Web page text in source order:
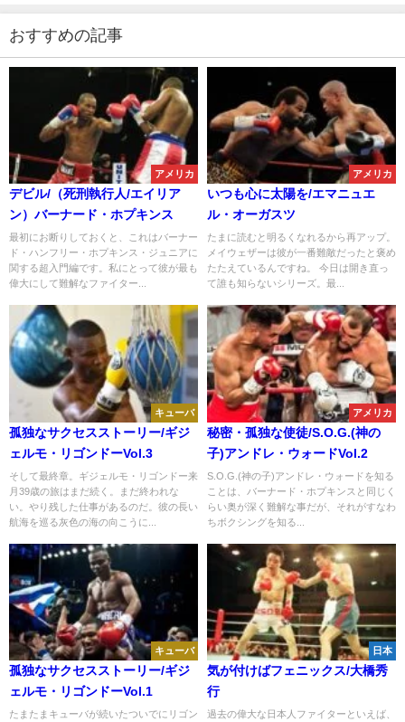
おすすめの記事
アメリカ
デビル/（死刑執行人/エイリア
ン）バーナード・ホプキンス
最初にお断りしておくと、これはバーナー
ド・ハンフリー・ホプキンス・ジュニアに
関する超入門編です。私にとって彼が最も
偉大にして難解なファイター...
アメリカ
いつも心に太陽を/エマニュエ
ル・オーガスツ
たまに読むと明るくなれるから再アップ。
メイウェザーは彼が一番難敵だったと褒め
たたえているんですね。 今日は開き直っ
て誰も知らないシリーズ。最...
キューバ
孤独なサクセスストーリー/ギジ
ェルモ・リゴンドーVol.3
そして最終章。ギジェルモ・リゴンドー来
月39歳の旅はまだ続く。まだ終われな
い。やり残した仕事があるのだ。彼の長い
航海を巡る灰色の海の向こうに...
アメリカ
秘密・孤独な使徒/S.O.G.(神の
子)アンドレ・ウォードVol.2
S.O.G.(神の子)アンドレ・ウォードを知る
ことは、バーナード・ホプキンスと同じく
らい奥が深く難解な事だが、それがすなわ
ちボクシングを知る...
キューバ
孤独なサクセスストーリー/ギジ
ェルモ・リゴンドーVol.1
たまたまキューバが続いたついでにリゴン
日本
気が付けばフェニックス/大橋秀
行
過去の偉大な日本人ファイターといえば、